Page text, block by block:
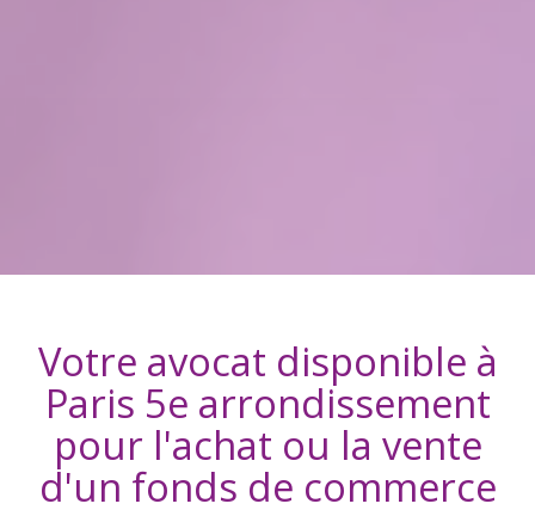
Votre avocat disponible à
Paris 5e arrondissement
pour l'achat ou la vente
d'un fonds de commerce